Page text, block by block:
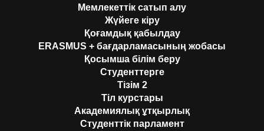
Мемлекеттік сатып алу
Жүйеге кіру
Қоғамдық қабылдау
ERASMUS + бағдарламасының жобасы
Қосымша білім беру
Студенттерге
Тізім 2
Тіл курстары
Академиялық ұтқырлық
Студенттік парламент